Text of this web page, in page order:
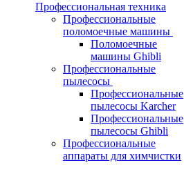
Профессиональная техника
Профессиональные
поломоечные машины
Поломоечные
машины Ghibli
Профессиональные
пылесосы
Профессиональные
пылесосы Karcher
Профессиональные
пылесосы Ghibli
Профессиональные
аппараты для химчистки